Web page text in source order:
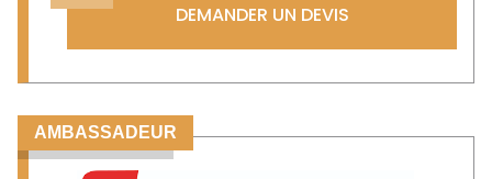
DEMANDER UN DEVIS
AMBASSADEUR